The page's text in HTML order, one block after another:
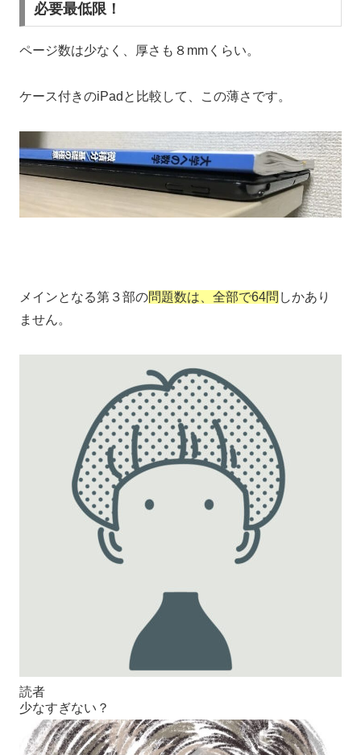
必要最低限！
ページ数は少なく、厚さも８mmくらい。
ケース付きのiPadと比較して、この薄さです。
メインとなる第３部の問題数は、全部で64問 しかあり
ません。
読者
少なすぎない？